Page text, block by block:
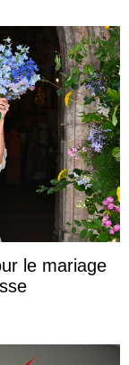
le mariage